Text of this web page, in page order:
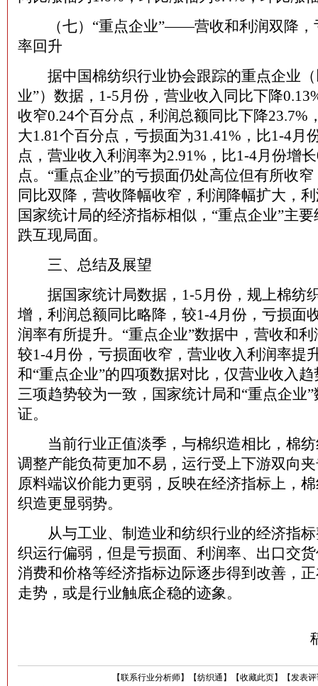
（七）“重点企业”——营收和利润双降，
率回升
据中国棉纺织行业协会跟踪的重点企业（
业”）数据，1-5月份，营业收入同比下降
收窄0.24个百分点，利润总额同比下降23.7%
大1.81个百分点，亏损面为31.41%，比1-4月
点，营业收入利润率为2.91%，比1-4月份增
点。“重点企业”的亏损面仍处高位但有所收
同比双降，营收降幅收窄，利润降幅扩大，
国家统计局的经济指标相似，“重点企业”主
跌互现局面。
三、总结及展望
据国家统计局数据，1-5月份，规上棉纺
增，利润总额同比略降，较1-4月份，亏损面
润率有所提升。“重点企业”数据中，营收和
较1-4月份，亏损面收窄，营业收入利润率提
和“重点企业”的四项数据对比，仅营业收入
三项趋势较为一致，国家统计局和“重点企业
证。
当前行业正值淡季，与棉织造相比，棉纺
调整产能负荷更加不易，运行受上下游双向
原料端议价能力更弱，反映在经济指标上，
织造更显弱势。
从与工业、制造业和纺织行业的经济指标
织运行偏弱，但是亏损面、利润率、出口交
消费和价格等经济指标边际逐步得到改善，
走势，或是行业触底企稳的迹象。
【发表
【收藏此页】
【纺织通 】
【联系行业分析师】